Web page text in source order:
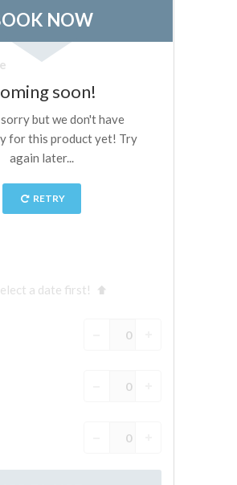
La tour d'Arnolfo
Le Corridor de Vasari
Le Palazzo Vecchio
Santa Maria Novella
la Basilique de Santa Croce
Réserver
FR